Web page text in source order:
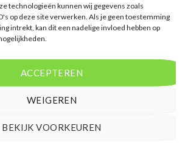
technologieën kunnen wij gegevens zoals
op deze site verwerken. Als je geen toestemming
intrekt, kan dit een nadelige invloed hebben op
ACCEPTEREN
WEIGEREN
BEKIJK VOORKEUREN